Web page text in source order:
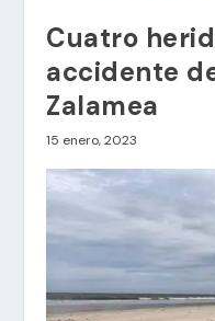
Cuatro
accidente
Zalamea
15 enero, 2023